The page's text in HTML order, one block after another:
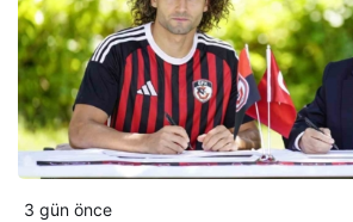
3 gün önce